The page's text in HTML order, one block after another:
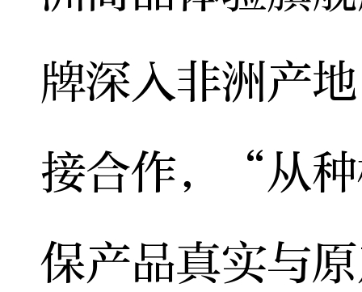
牌深入非洲产
接合作，“从
保产品真实与